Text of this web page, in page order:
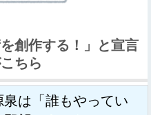
創作する！」と宣言
ちら
は「誰もやってい